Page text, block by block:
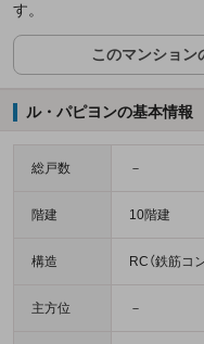
す。
このマンション
ル・パピヨンの基本情報
総戸数 －
階建 10階建
構造 RC（鉄筋コ
主方位 －